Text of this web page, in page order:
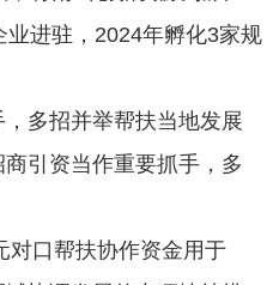
进驻，2024年孵化3家规
多招并举帮扶当地发展
引资当作重要抓手，多
口帮扶协作资金用于